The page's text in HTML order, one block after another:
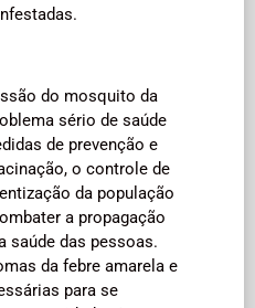
do mosquito da
sério de saúde
de prevenção e
o controle de
da população
a propagação
saúde das pessoas.
da febre amarela e
para se